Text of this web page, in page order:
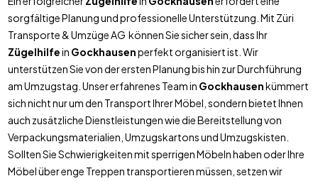
sorgfältige Planung und professionelle Unterstützung. Mit Züri
Transporte & Umzüge AG können Sie sicher sein, dass Ihr
Zügelhilfein Gockhausenperfekt organisiert ist. Wir
unterstützen Sie von der ersten Planung bis hin zur Durchführung
am Umzugstag. Unser erfahrenes Team in Gockhausenkümmert
sich nicht nur um den Transport Ihrer Möbel, sondern bietet Ihnen
auch zusätzliche Dienstleistungen wie die Bereitstellung von
Verpackungsmaterialien, Umzugskartons und Umzugskisten.
Sollten Sie Schwierigkeiten mit sperrigen Möbeln haben oder Ihre
Möbel über enge Treppen transportieren müssen, setzen wir